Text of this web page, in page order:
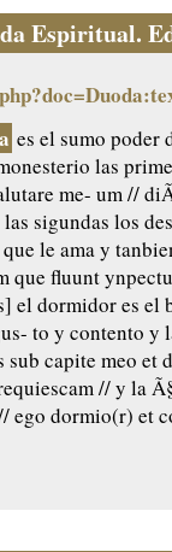
Espiritual.
es el sumo poder
las
me- um //
sigundas los
le ama y
que fluunt
el dormidor es el
to y contento y
capite meo et
// y la
ego dormio(r) et